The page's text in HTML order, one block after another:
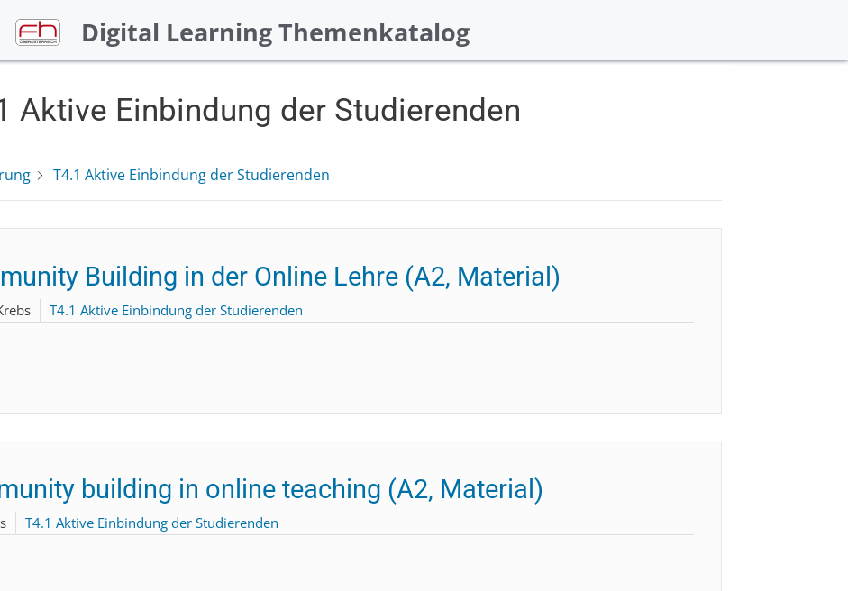
Digital Learning Themenkatalog
Aktive Einbindung der Studierenden
T4.1 Aktive Einbindung der Studierenden
Building in der Online Lehre (A2, Material)
T4.1 Aktive Einbindung der Studierenden
building in online teaching (A2, Material)
T4.1 Aktive Einbindung der Studierenden